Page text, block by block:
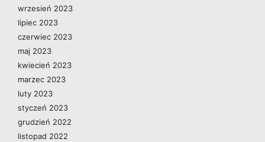
wrzesień 2023
lipiec 2023
czerwiec 2023
maj 2023
kwiecień 2023
marzec 2023
luty 2023
styczeń 2023
grudzień 2022
listopad 2022